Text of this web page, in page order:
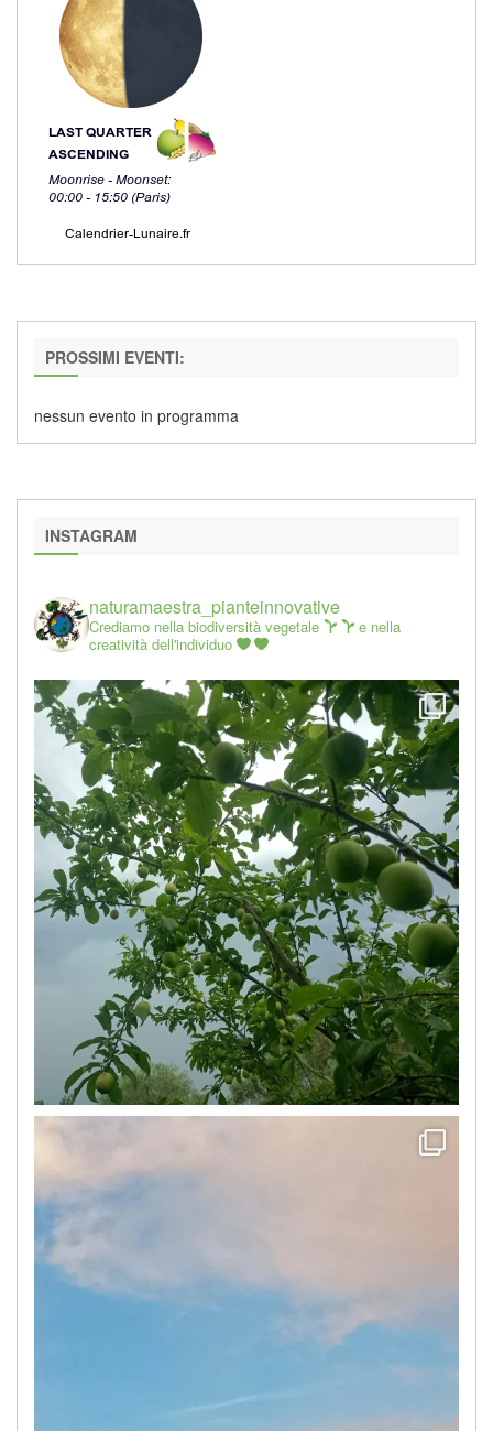
PROSSIMI EVENTI:
nessun evento in programma
INSTAGRAM
naturamaestra_pianteinnovative
Crediamo nella biodiversità vegetale
e nella
creatività dell'individuo